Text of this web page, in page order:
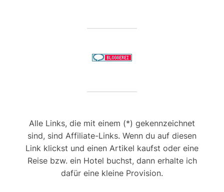
Alle Links, die mit einem (*) gekennzeichnet
sind, sind Affiliate-Links. Wenn du auf diesen
Link klickst und einen Artikel kaufst oder eine
Reise bzw. ein Hotel buchst, dann erhalte ich
dafür eine kleine Provision.